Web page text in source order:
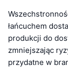
łańcuchem
produkcji do
zmniejszając
przydatne w